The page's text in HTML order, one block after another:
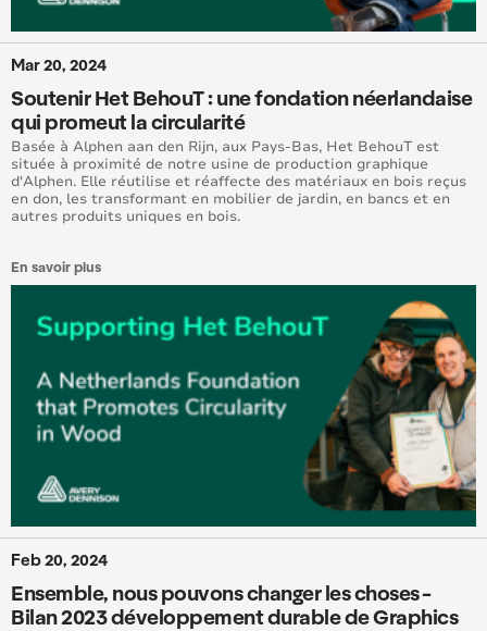
Mar 20, 2024
Soutenir Het BehouT : une fondation néerlandaise
qui promeut la circularité
Basée à Alphen aan den Rijn, aux Pays-Bas, Het BehouT est
située à proximité de notre usine de production graphique
d'Alphen. Elle réutilise et réaffecte des matériaux en bois reçus
en don, les transformant en mobilier de jardin, en bancs et en
autres produits uniques en bois.
En savoir plus
Feb 20, 2024
Ensemble, nous pouvons changer les choses -
Bilan 2023 développement durable de Graphics